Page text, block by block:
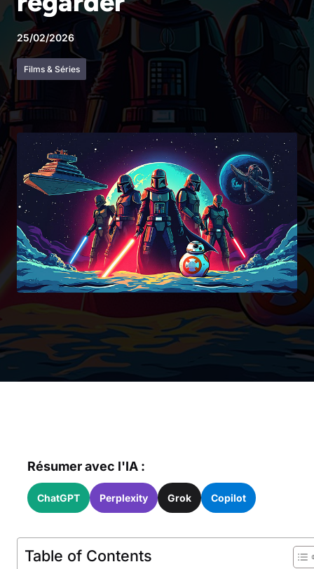
25/02/2026
Films & Séries
Résumer avec l'IA :
ChatGPT Perplexity Grok Copilot
Table of Contents